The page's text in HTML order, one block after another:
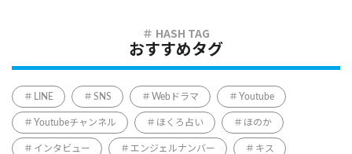
おすすめタグ
LINE SNS Webドラマ Youtube
Youtubeチャンネル ほくろ占い ほのか
インタビュー エンジェルナンバー キス